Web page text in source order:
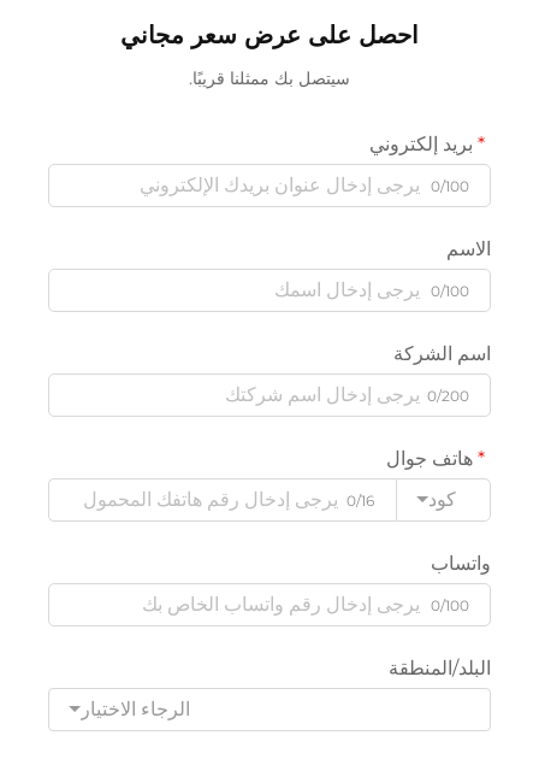
احصل على عرض سعر مجاني
سيتصل بك ممثلنا قريبًا.
بريد إلكتروني
0/100
الاسم
0/100
اسم الشركة
0/200
هاتف جوال
كود
0/16
واتساب
0/100
البلد/المنطقة
الرجاء الاختيار